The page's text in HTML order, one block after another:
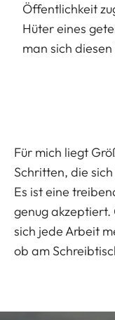
Öffentlichkeit
Hüter eines
man sich
Für mich liegt
Schritten, die
Es ist eine
genug
sich jede Arbeit
ob am